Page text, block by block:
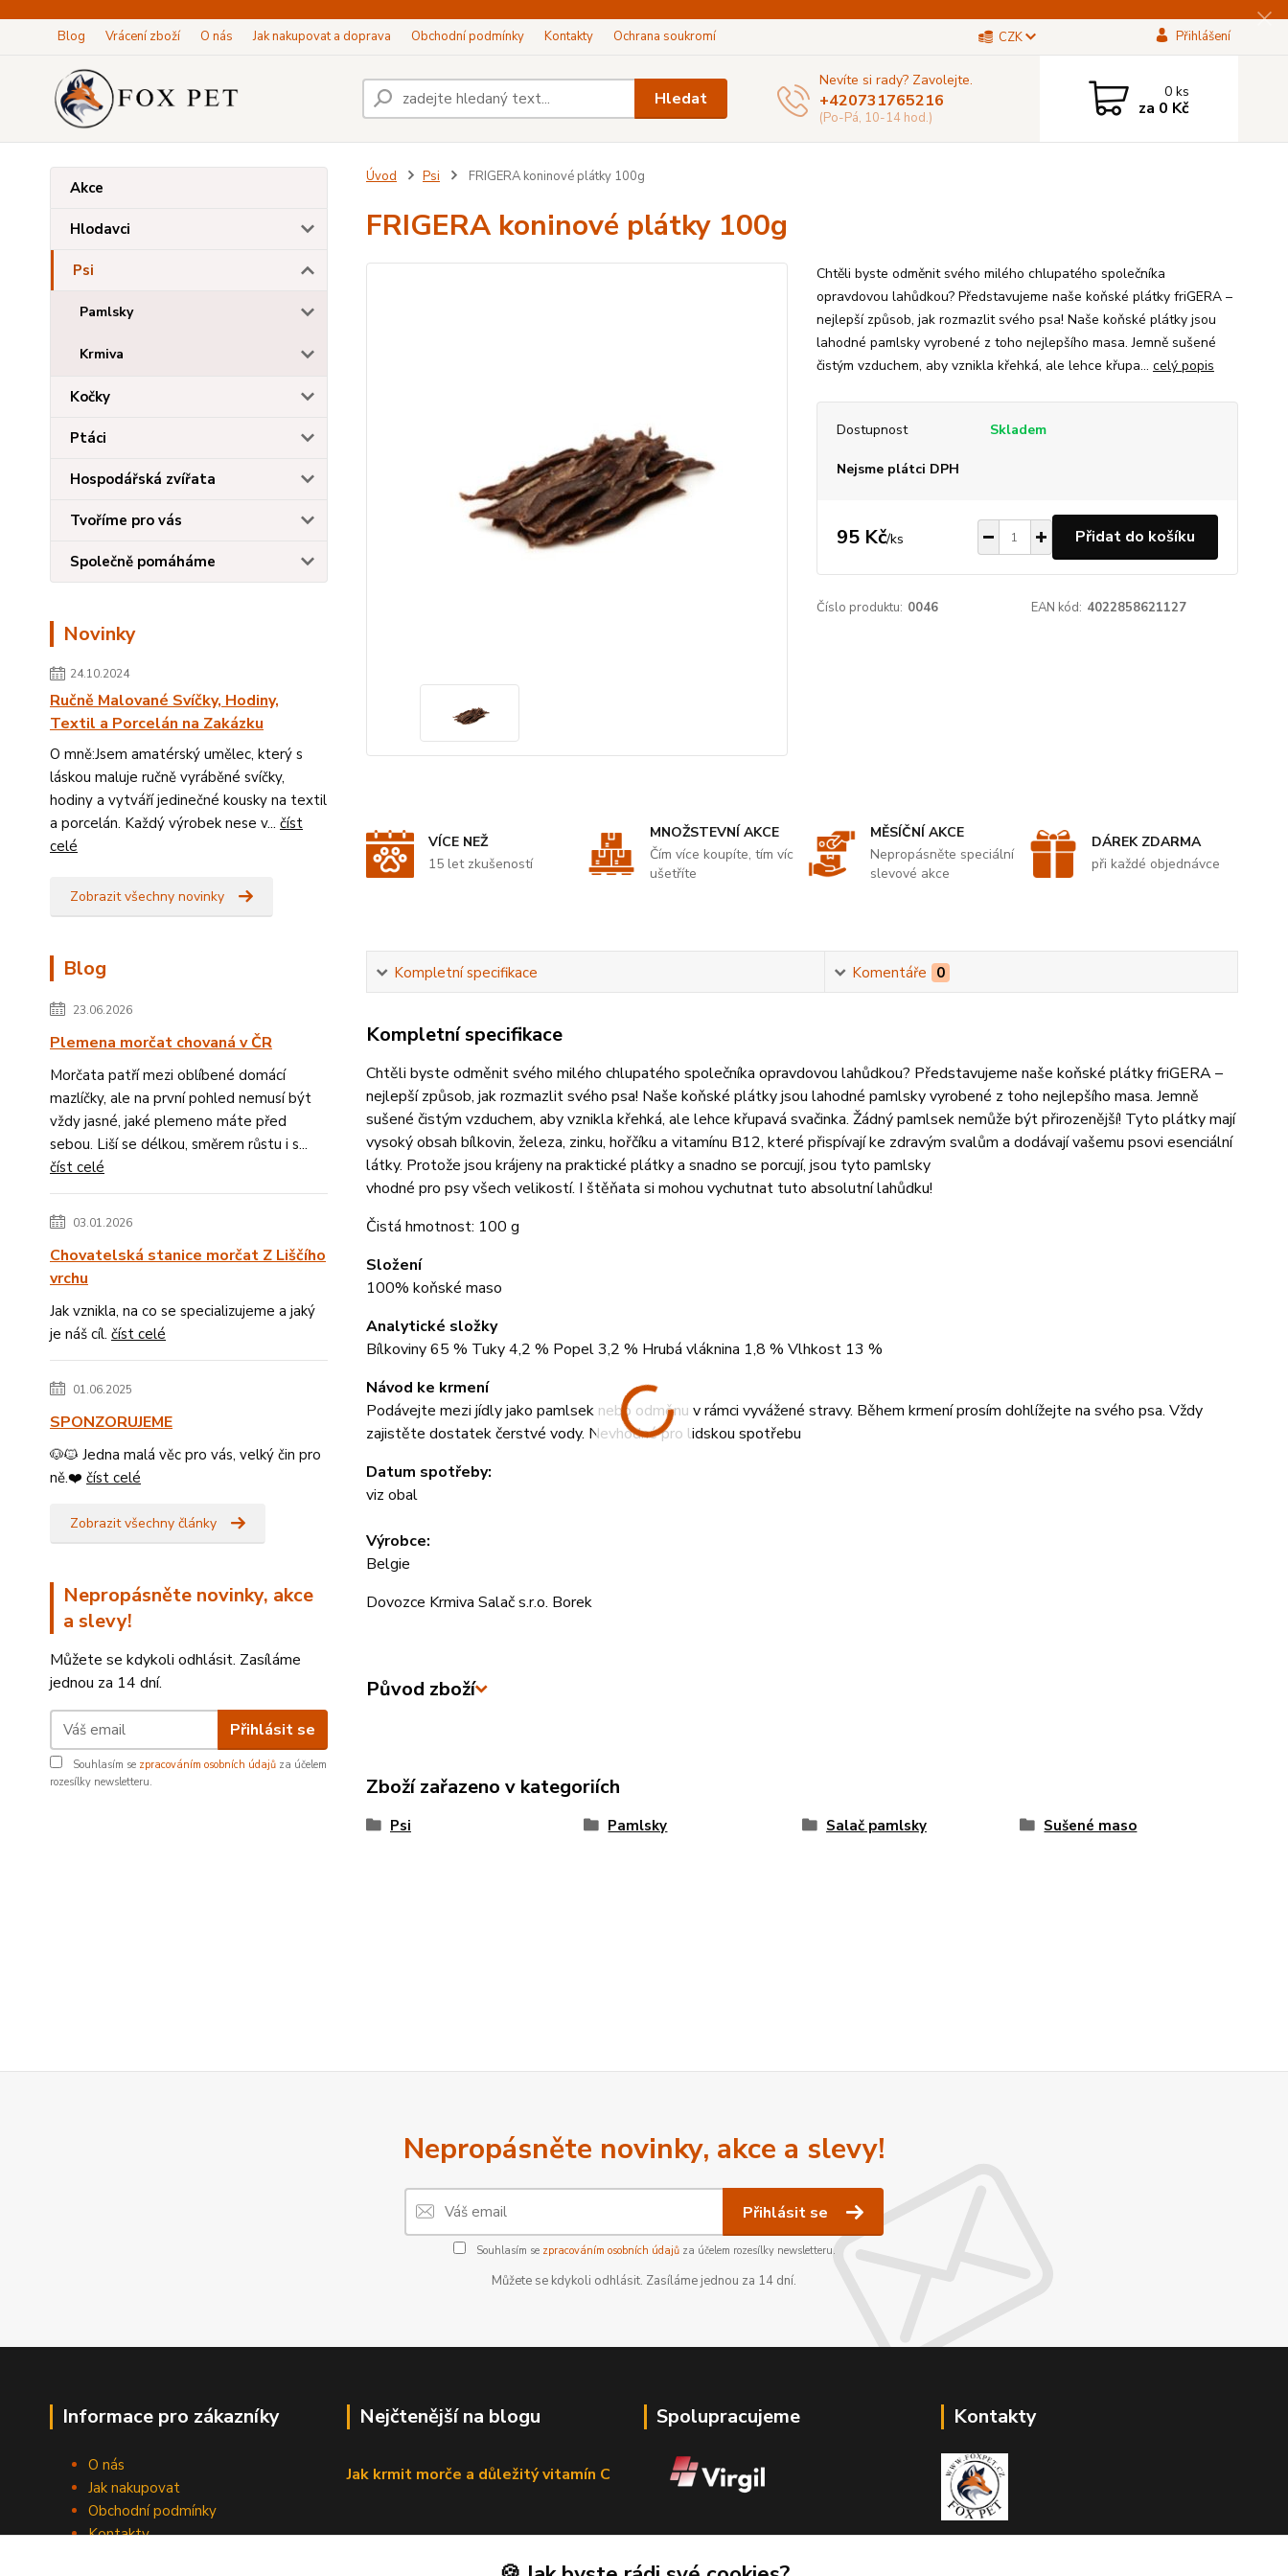
Blog Vrácení zboží O nás Jak nakupovat a doprava Obchodní podmínky Kontakty Ochrana soukromí CZK Přihlášení
Hledat
Nevíte si rady? Zavolejte.
+420731765216
(Po-Pá, 10-14 hod.)
0ks
za 0 Kč
Akce
Hlodavci
Psi
Pamlsky
Krmiva
Kočky
Ptáci
Hospodářská zvířata
Tvoříme pro vás
Společně pomáháme
Novinky
24.10.2024
Ručně Malované Svíčky, Hodiny,
Textil a Porcelán na Zakázku
O mně:Jsem amatérský umělec, který s
láskou maluje ručně vyráběné svíčky,
hodiny a vytváří jedinečné kousky na textil
a porcelán. Každý výrobek nese v... číst
celé
Zobrazit všechny novinky
Blog
23.06.2026
Plemena morčat chovaná v ČR
Morčata patří mezi oblíbené domácí
mazlíčky, ale na první pohled nemusí být
vždy jasné, jaké plemeno máte před
sebou. Liší se délkou, směrem růstu i s...
číst celé
03.01.2026
Chovatelská stanice morčat Z Liščího
vrchu
Jak vznikla, na co se specializujeme a jaký
je náš cíl. číst celé
01.06.2025
SPONZORUJEME
🐶🐱 Jedna malá věc pro vás, velký čin pro
ně.❤️ číst celé
Zobrazit všechny články
Nepropásněte novinky, akce
a slevy!
Můžete se kdykoli odhlásit. Zasíláme
jednou za 14 dní.
Přihlásit se
Souhlasím se zpracováním osobních údajů za účelem
rozesílky newsletteru.
Úvod Psi FRIGERA koninové plátky 100g
FRIGERA koninové plátky 100g
Chtěli byste odměnit svého milého chlupatého společníka
opravdovou lahůdkou? Představujeme naše koňské plátky friGERA –
nejlepší způsob, jak rozmazlit svého psa! Naše koňské plátky jsou
lahodné pamlsky vyrobené z toho nejlepšího masa. Jemně sušené
čistým vzduchem, aby vznikla křehká, ale lehce křupa... celý popis
Dostupnost Skladem
Nejsme plátci DPH
95 Kč/ks Přidat do košíku
Číslo produktu: 0046 EAN kód: 4022858621127
VÍCE NEŽ
15 let zkušeností
MNOŽSTEVNÍ AKCE
Čím více koupíte, tím víc
ušetříte
MĚSÍČNÍ AKCE
Nepropásněte speciální
slevové akce
DÁREK ZDARMA
při každé objednávce
Kompletní specifikace Komentáře 0
Kompletní specifikace
Chtěli byste odměnit svého milého chlupatého společníka opravdovou lahůdkou? Představujeme naše koňské plátky friGERA –
nejlepší způsob, jak rozmazlit svého psa! Naše koňské plátky jsou lahodné pamlsky vyrobené z toho nejlepšího masa. Jemně
sušené čistým vzduchem, aby vznikla křehká, ale lehce křupavá svačinka. Žádný pamlsek nemůže být přirozenější! Tyto plátky mají
vysoký obsah bílkovin, železa, zinku, hořčíku a vitamínu B12, které přispívají ke zdravým svalům a dodávají vašemu psovi esenciální
látky. Protože jsou krájeny na praktické plátky a snadno se porcují, jsou tyto pamlsky
vhodné pro psy všech velikostí. I štěňata si mohou vychutnat tuto absolutní lahůdku!
Čistá hmotnost: 100 g
Složení
100% koňské maso
Analytické složky
Bílkoviny 65 % Tuky 4,2 % Popel 3,2 % Hrubá vláknina 1,8 % Vlhkost 13 %
Návod ke krmení
Podávejte mezi jídly jako pamlsek nebo odměnu v rámci vyvážené stravy. Během krmení prosím dohlížejte na svého psa. Vždy
zajistěte dostatek čerstvé vody. Nevhodné pro lidskou spotřebu
Datum spotřeby:
viz obal
Výrobce:
Belgie
Dovozce Krmiva Salač s.r.o. Borek
Původ zboží
Zboží zařazeno v kategoriích
Psi Pamlsky Salač pamlsky Sušené maso
Nepropásněte novinky, akce a slevy!
Přihlásit se
Souhlasím se zpracováním osobních údajůza účelem rozesílky newsletteru.
Můžete se kdykoli odhlásit. Zasíláme jednou za 14 dní.
Informace pro zákazníky
O nás
Jak nakupovat
Obchodní podmínky
Kontakty
Nejčtenější na blogu
Jak krmit morče a důležitý vitamín C
Spolupracujeme Kontakty